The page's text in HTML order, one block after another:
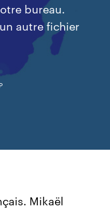
bureau.
autre fichier
Mikaël